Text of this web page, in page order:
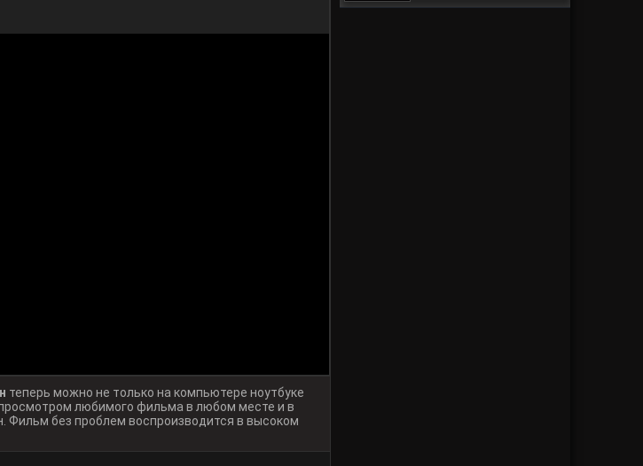
теперь можно не только на компьютере ноутбуке
любимого фильма в любом месте и в
Фильм без проблем воспроизводится в высоком